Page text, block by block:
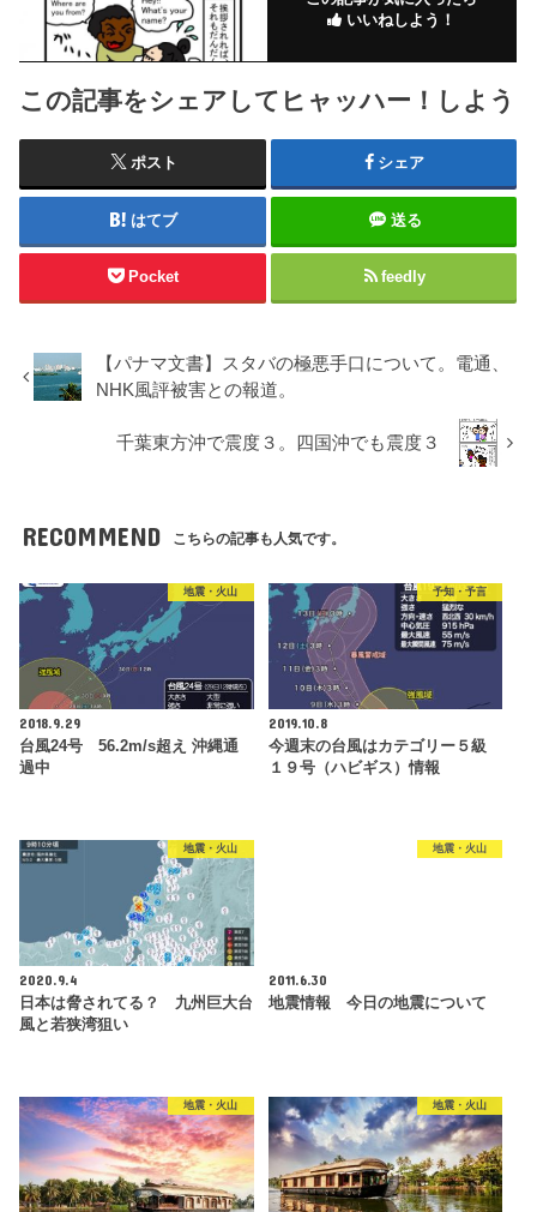
いいねしよう！
この記事をシェアしてヒャッハー！しよう
ポスト シェア
はてブ 送る
Pocket feedly
【パナマ文書】スタバの極悪手口について。電通、
NHK風評被害との報道。
千葉東方沖で震度３。四国沖でも震度３
RECOMMEND こちらの記事も人気です。
地震・火山
2018.9.29
台風24号 56.2m/s超え 沖縄通
過中
予知・予言
2019.10.8
今週末の台風はカテゴリー５級
１９号（ハビギス）情報
地震・火山
2020.9.4
日本は脅されてる？ 九州巨大台
風と若狭湾狙い
地震・火山
2011.6.30
地震情報 今日の地震について
地震・火山 地震・火山